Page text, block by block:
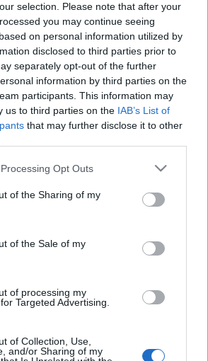
selection. Please note that after your
you may continue seeing
on personal information utilized by
disclosed to third parties prior to
separately opt-out of the further
information by third parties on the
participants. This information may
us to third parties on the IAB’s List of
that may further disclose it to other
website/app uses one or more Google
or usage behaviour. You may click to
to Google and its third-party tags to
specified purposes in below Google
Opt Outs
of the Sharing of my
of the Sale of my
of processing my
Targeted Advertising.
of Collection, Use,
and/or Sharing of my
előadói: dr. Manherz Károly,
szakállamtitkár,Hunya
Alapkezelő
Markója Szilárd, a Kempelen
Központ könyvtárvezetője és
Kis Miklós kuratórium elnöke,
vezetője. A kétnapos
Új Könyvpiac)
MEGOSZTÁS